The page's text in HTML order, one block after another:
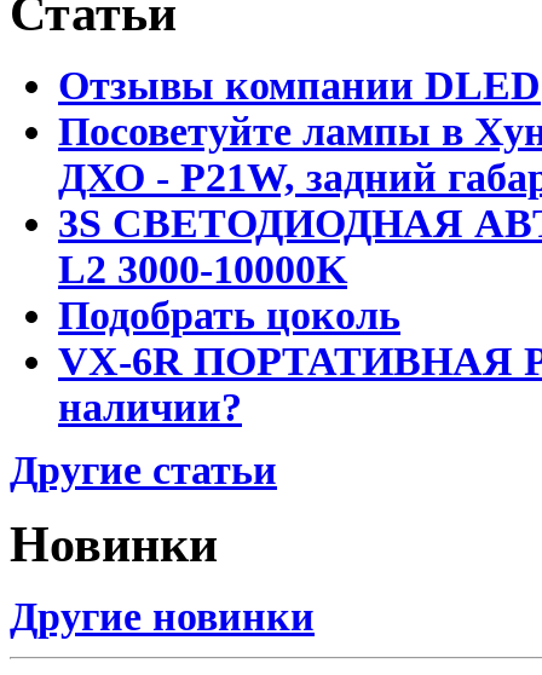
Статьи
Отзывы компании DLED
Посоветуйте лампы в
ДХО - P21W, задний
3S СВЕТОДИОДНАЯ
L2 3000-10000K
Подобрать цоколь
VX-6R ПОРТАТИВНАЯ
наличии?
Другие статьи
Новинки
Другие новинки